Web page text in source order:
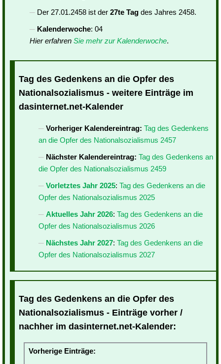
Der 27.01.2458 ist der 27te Tag des Jahres 2458.
Kalenderwoche: 04
Hier erfahren Sie mehr zur Kalenderwoche.
Tag des Gedenkens an die Opfer des
Nationalsozialismus - weitere Einträge im
dasinternet.net-Kalender
Vorheriger Kalendereintrag: Tag des Gedenkens
an die Opfer des Nationalsozialismus 2457
Nächster Kalendereintrag: Tag des Gedenkens an
die Opfer des Nationalsozialismus 2459
Vorletztes Jahr 2025: Tag des Gedenkens an die
Opfer des Nationalsozialismus 2025
Aktuelles Jahr 2026: Tag des Gedenkens an die
Opfer des Nationalsozialismus 2026
Nächstes Jahr 2027: Tag des Gedenkens an die
Opfer des Nationalsozialismus 2027
Tag des Gedenkens an die Opfer des
Nationalsozialismus - Einträge vorher /
nachher im dasinternet.net-Kalender:
Vorherige Einträge: